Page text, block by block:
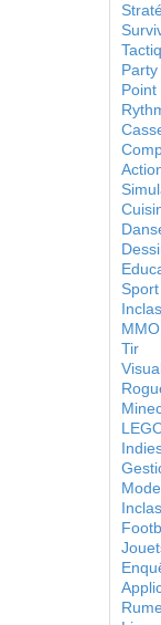
Point
Sport
Tir
Mode